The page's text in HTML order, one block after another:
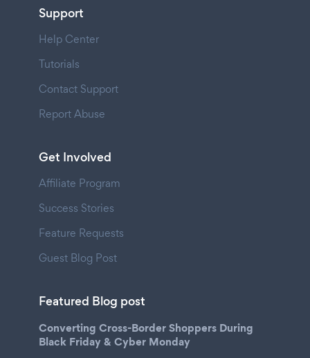
Support
Help Center
Tutorials
Contact Support
Report Abuse
Get Involved
Affiliate Program
Success Stories
Feature Requests
Guest Blog Post
Featured Blog post
Converting Cross-Border Shoppers During
Black Friday & Cyber Monday